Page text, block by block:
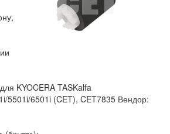
KYOCERA TASKalfa
5501i/6501i (CET), CET7835 Вендор: